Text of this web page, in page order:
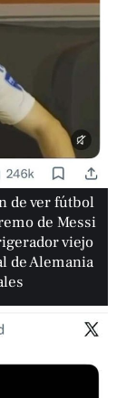
de ver fútbol
de Messi
viejo
de Alemania